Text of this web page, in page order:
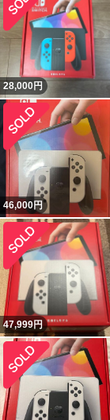
28,000円
46,000円
47,999円